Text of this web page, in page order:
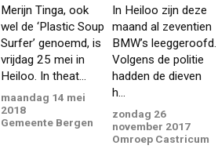
Merijn Tinga, ook
wel de ‘Plastic Soup
Surfer’ genoemd, is
vrijdag 25 mei in
Heiloo. In theat...
maandag 14 mei
2018
Gemeente Bergen
In Heiloo zijn deze
maand al zeventien
BMW’s leeggeroofd.
Volgens de politie
hadden de dieven
h...
zondag 26
november 2017
Omroep Castricum